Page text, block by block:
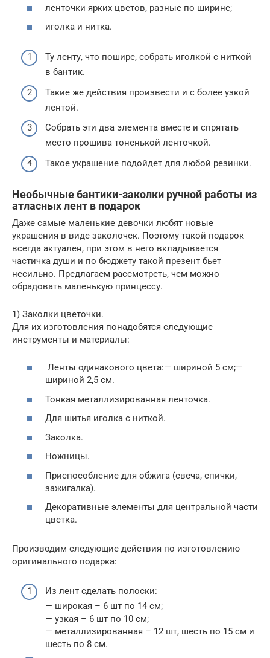
ленточки ярких цветов, разные по ширине;
иголка и нитка.
Ту ленту, что пошире, собрать иголкой с ниткой
в бантик.
Такие же действия произвести и с более узкой
лентой.
Собрать эти два элемента вместе и спрятать
место прошива тоненькой ленточкой.
Такое украшение подойдет для любой резинки.
Необычные бантики-заколки ручной работы из
атласных лент в подарок
Даже самые маленькие девочки любят новые
украшения в виде заколочек. Поэтому такой подарок
всегда актуален, при этом в него вкладывается
частичка души и по бюджету такой презент бьет
несильно. Предлагаем рассмотреть, чем можно
обрадовать маленькую принцессу.
1) Заколки цветочки.
Для их изготовления понадобятся следующие
инструменты и материалы:
Ленты одинакового цвета:— шириной 5 см;—
шириной 2,5 см.
Тонкая металлизированная ленточка.
Для шитья иголка с ниткой.
Заколка.
Ножницы.
Приспособление для обжига (свеча, спички,
зажигалка).
Декоративные элементы для центральной части
цветка.
Производим следующие действия по изготовлению
оригинального подарка:
Из лент сделать полоски:
— широкая – 6 шт по 14 см;
— узкая – 6 шт по 10 см;
— металлизированная – 12 шт, шесть по 15 см и
шесть по 8 см.